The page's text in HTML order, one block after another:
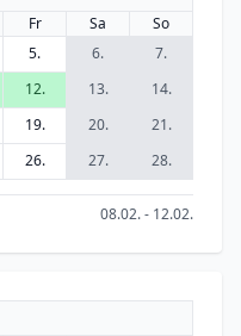
Fr Sa
So
5. 6.
7.
12. 13.
14.
19. 20.
21.
26. 27. 28.
08.02. - 12.02.